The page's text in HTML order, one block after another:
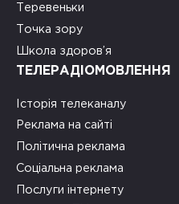
Теревеньки
Точка зору
Школа здоров’я
ТЕЛЕРАДІОМОВЛЕННЯ
Історія телеканалу
Реклама на сайті
Політична реклама
Соціальна реклама
Послуги інтернету